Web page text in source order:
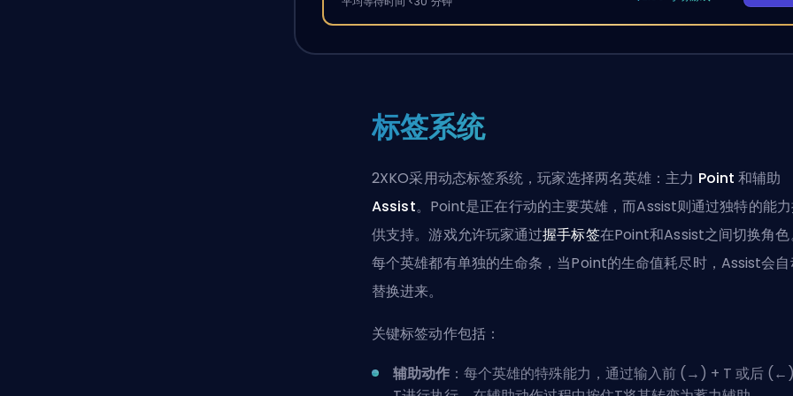
标签系统
2XKO采用动态标签系统，玩家选择两名英雄：主力 Point 和辅助
Assist。Point是正在行动的主要英雄 ，而Assist则通过独特的能
供支持。游戏允许玩家通过握手标签在Point和Assist之间切换角色
每个英雄都有单独的生命条，当Point的生命值耗尽时，Assist会自
替换进来。
关键标签动作包括：
辅助动作 ：每个英雄的特殊能力，通过输入前 (→) + T 或后